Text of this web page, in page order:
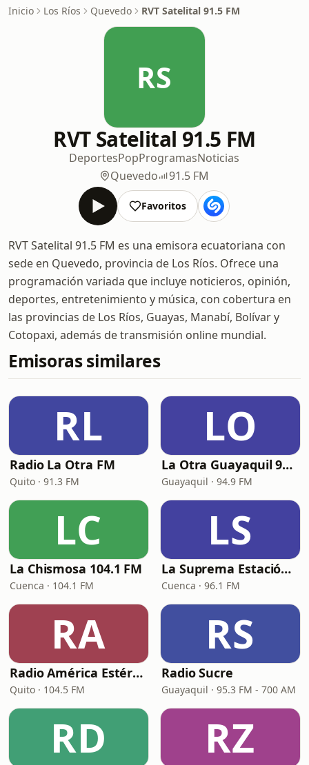
Inicio Los Ríos Quevedo RVT Satelital 91.5 FM
RS
RVT Satelital 91.5 FM
DeportesPopProgramasNoticias
Quevedo
91.5 FM
Favoritos
RVT Satelital 91.5 FM es una emisora ecuatoriana con
sede en Quevedo, provincia de Los Ríos. Ofrece una
programación variada que incluye noticieros, opinión,
deportes, entretenimiento y música, con cobertura en
las provincias de Los Ríos, Guayas, Manabí, Bolívar y
Cotopaxi, además de transmisión online mundial.
Emisoras similares
RL
Radio La Otra FM
Quito · 91.3 FM
LO
La Otra Guayaquil 94.9 FM
Guayaquil · 94.9 FM
LC
La Chismosa 104.1 FM
Cuenca · 104.1 FM
LS
La Suprema Estación 96.1 FM
Cuenca · 96.1 FM
RA
Radio América Estéreo
Quito · 104.5 FM
RS
Radio Sucre
Guayaquil · 95.3 FM - 700 AM
RD RZ